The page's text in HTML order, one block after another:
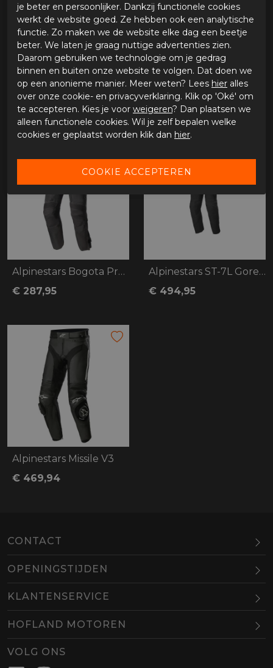
Merk
Alpinestars
Leveranciercode
3220725104XL
Categorie
Motorbroeken
Kleur
zwart
Materiaal buitenkant
Textiel
ci3587853
GERELATEERDE PRODUCTEN
Alpinestars Bogota Pro Drystar
€ 287,95
Alpinestars ST-7L Gore-Tex
€ 494,95
Alpinestars Missile V3
€ 469,94
CONTACT
BEL EMAIL
OPENINGSTIJDEN
Maandag
Dinsdag
10.00-18.00
Woensdag
Donderdag
KLANTENSERVICE
HOFLAND MOTOREN
VOLG ONS
je beter en persoonlijker. Dankzij functionele cookies
werkt de website goed. Ze hebben ook een analytische
functie. Zo maken we de website elke dag een beetje
beter. We laten je graag nuttige advertenties zien.
Daarom gebruiken we technologie om je gedrag
binnen en buiten onze website te volgen. Dat doen we
op een anonieme manier. Meer weten? Lees hier alles
over onze cookie- en privacyverklaring. Klik op 'Oké' om
te accepteren. Kies je voor weigeren? Dan plaatsen we
alleen functionele cookies. Wil je zelf bepalen welke
cookies er geplaatst worden klik dan hier.